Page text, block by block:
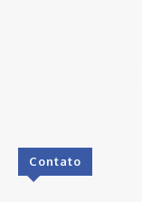
Contato